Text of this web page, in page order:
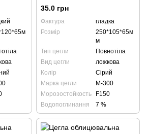
250х105х65мм графіт
35.0 грн
Фактура
гладка
Розмір
250*105*65м
м
Тип цегли
Повнотіла
Вид цегли
ложкова
Колір
Сірий
Марка цегли
М-300
Морозостойкость
F150
Водопоглинання
7 %